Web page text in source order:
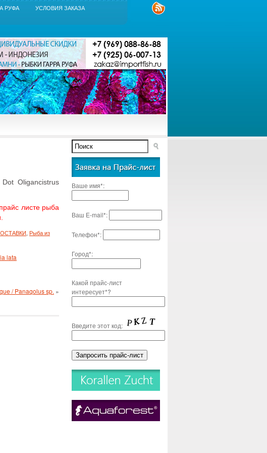
РУФА УСЛОВИЯ ЗАКАЗА
Oligancistrus
листе рыба
Рыба из
lata
/ Panaqolus sp. »
Ваше имя*:
Ваш E-mail*:
Телефон*:
Город*:
Какой прайс-лист
интересует*?
Введите этот код: